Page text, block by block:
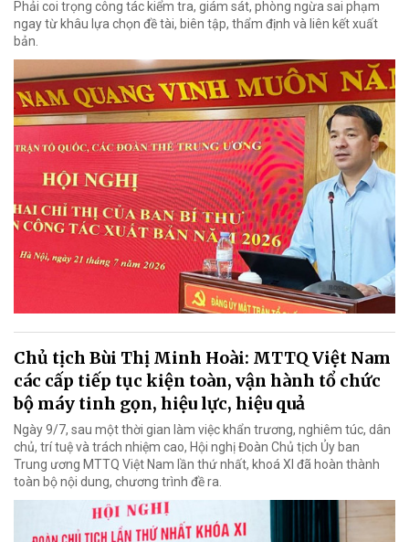
Phải coi trọng công tác kiểm tra, giám sát, phòng ngừa sai phạm
ngay từ khâu lựa chọn đề tài, biên tập, thẩm định và liên kết xuất
bản.
Chủ tịch Bùi Thị Minh Hoài: MTTQ Việt Nam
các cấp tiếp tục kiện toàn, vận hành tổ chức
bộ máy tinh gọn, hiệu lực, hiệu quả
Ngày 9/7, sau một thời gian làm việc khẩn trương, nghiêm túc, dân
chủ, trí tuệ và trách nhiệm cao, Hội nghị Đoàn Chủ tịch Ủy ban
Trung ương MTTQ Việt Nam lần thứ nhất, khoá XI đã hoàn thành
toàn bộ nội dung, chương trình đề ra.